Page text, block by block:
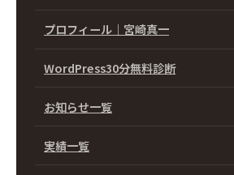
プロフィール｜宮崎真一
WordPress30分無料診断
お知らせ一覧
実績一覧